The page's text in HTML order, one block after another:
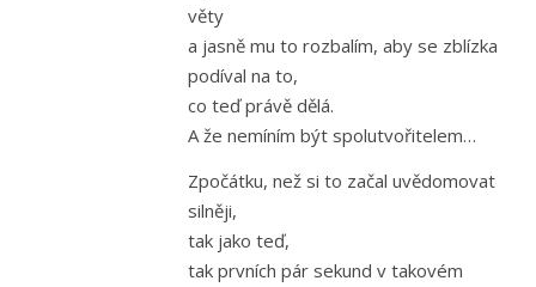
věty
a jasně mu to rozbalím, aby se zblízka
podíval na to,
co teď právě dělá.
A že nemíním být spolutvořitelem…
Zpočátku, než si to začal uvědomovat
silněji,
tak jako teď,
tak prvních pár sekund v takovém